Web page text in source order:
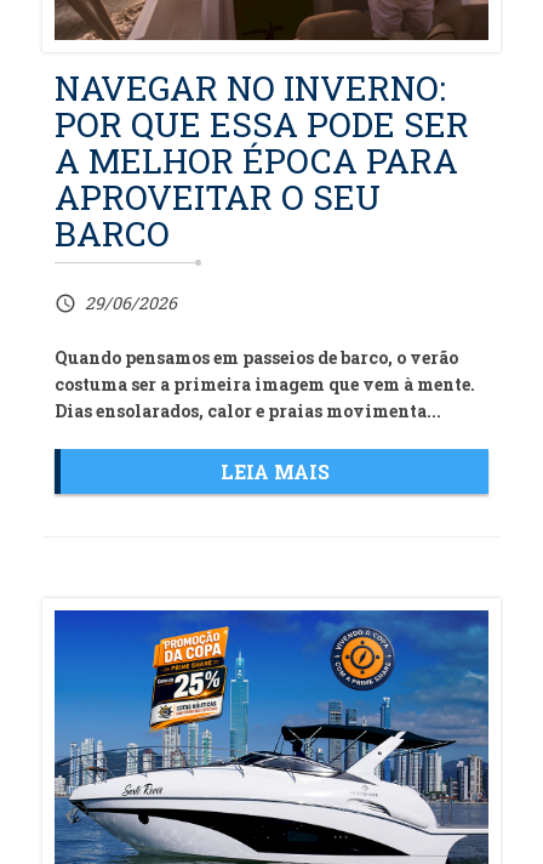
NAVEGAR NO INVERNO:
POR QUE ESSA PODE SER
A MELHOR ÉPOCA PARA
APROVEITAR O SEU
BARCO
access_time 29/06/2026
Quando pensamos em passeios de barco, o verão
costuma ser a primeira imagem que vem à mente.
Dias ensolarados, calor e praias movimenta...
LEIA MAIS